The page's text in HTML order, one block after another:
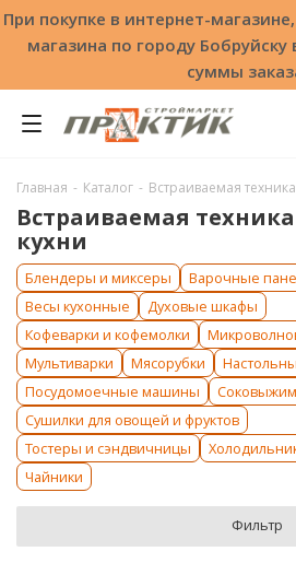
При покупке в интернет-
магазина по городу
суммы
Главная - Каталог - Встраиваемая
Встраиваемая
кухни
Блендеры и миксеры
Варочные
Весы кухонные
Духовые шкафы
Кофеварки и кофемолки
Мультиварки
Мясорубки
Посудомоечные машины
Сушилки для овощей и фруктов
Тостеры и сэндвичницы
Чайники
Фильтр